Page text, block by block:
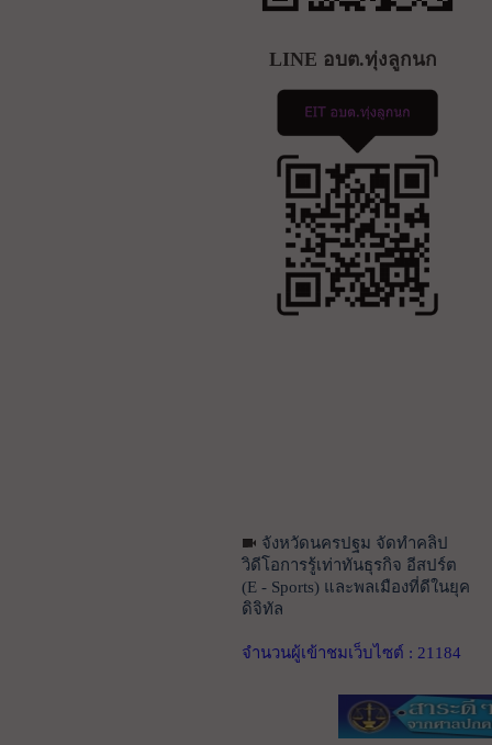
LINE อบต.ทุ่งลูกนก
จังหวัดนครปฐม จัดทำคลิป
วิดีโอการรู้เท่าทันธุรกิจ อีสปร์ต
(E - Sports) และพลเมืองที่ดีในยุค
ดิจิทัล
จำนวนผู้เข้าชมเว็บไซต์ : 21184